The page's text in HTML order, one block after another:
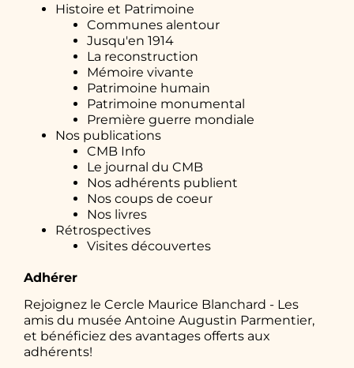
Histoire et Patrimoine
Communes alentour
Jusqu'en 1914
La reconstruction
Mémoire vivante
Patrimoine humain
Patrimoine monumental
Première guerre mondiale
Nos publications
CMB Info
Le journal du CMB
Nos adhérents publient
Nos coups de coeur
Nos livres
Rétrospectives
Visites découvertes
Adhérer
Rejoignez le Cercle Maurice Blanchard - Les
amis du musée Antoine Augustin Parmentier,
et bénéficiez des avantages offerts aux
adhérents!